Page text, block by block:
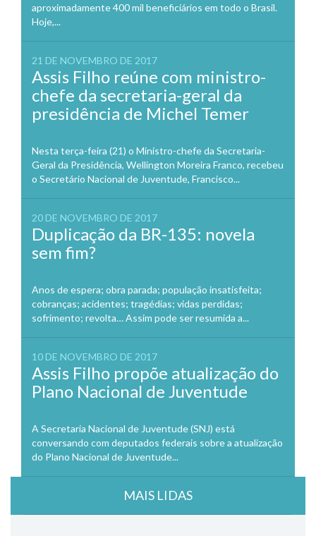
aproximadamente 400 mil beneficiários em todo o Brasil.
Hoje,...
21 DE NOVEMBRO DE 2017
Assis Filho reúne com ministro-
chefe da secretaria-geral da
presidência de Michel Temer
Nesta terça-feira (21) o Ministro-chefe da Secretaria-
Geral da Presidência, Wellington Moreira Franco, recebeu
o Secretário Nacional de Juventude, Francisco...
20 DE NOVEMBRO DE 2017
Duplicação da BR-135: novela
sem fim?
Anos de espera; obra parada; população insatisfeita;
cobranças; acidentes; tragédias; vidas perdidas;
sofrimento; revolta… Assim pode ser resumida a...
10 DE NOVEMBRO DE 2017
Assis Filho propõe atualização do
Plano Nacional de Juventude
A Secretaria Nacional de Juventude (SNJ) está
conversando com deputados federais sobre a atualização
do Plano Nacional de Juventude...
MAIS LIDAS